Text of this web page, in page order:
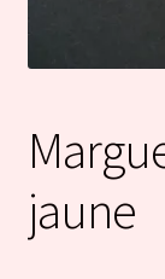
jaune